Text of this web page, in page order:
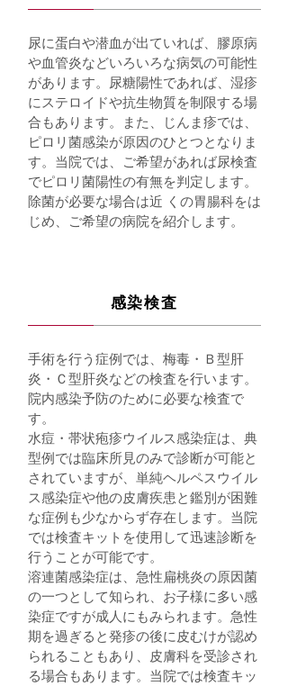
尿に蛋白や潜血が出ていれば、膠原病
や血管炎などいろいろな病気の可能性
があります。尿糖陽性であれば、湿疹
にステロイドや抗生物質を制限する場
合もあります。また、じんま疹では、
ピロリ菌感染が原因のひとつとなりま
す。当院では、ご希望があれば尿検査
でピロリ菌陽性の有無を判定します。
除菌が必要な場合は近 くの胃腸科をは
じめ、ご希望の病院を紹介します。
感染検査
手術を行う症例では、梅毒・Ｂ型肝
炎・Ｃ型肝炎などの検査を行います。
院内感染予防のために必要な検査で
す。
水痘・帯状疱疹ウイルス感染症は、典
型例では臨床所見のみで診断が可能と
されていますが、単純ヘルペスウイル
ス感染症や他の皮膚疾患と鑑別が困難
な症例も少なからず存在します。当院
では検査キットを使用して迅速診断を
行うことが可能です。
溶連菌感染症は、急性扁桃炎の原因菌
の一つとして知られ、お子様に多い感
染症ですが成人にもみられます。急性
期を過ぎると発疹の後に皮むけが認め
られることもあり、皮膚科を受診され
る場合もあります。当院では検査キッ